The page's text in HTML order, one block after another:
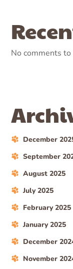
No comments to
December
September
August 2025
July 2025
February 2025
January 2025
December
November